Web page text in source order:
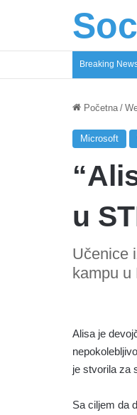
Breaking
Početna /
Microsoft
u
Učenice
kampu u
Alisa je
je stvorila za
Sa ciljem da